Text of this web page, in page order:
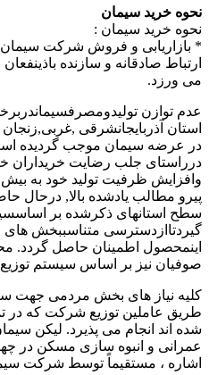
نحوه خرید سیمان
نحوه خرید سیمان :
* بازاریابی و فروش شرکت سیمان
ارتباط صادقانه و سازنده
می ورزد.
عدم توازن
استان آذربایجانشرقی
در عرضه سیمان موجب گردیده
درراستای جلب رضایت خریداران
وافزایش ظرفیت تولید خود به بیش از ۷۰۰۰ تن در روز نموده
پیرو مطالب یادشده بالا, درحال
سطح استانهای ذکرشده بر
گیردتاازدسترسی متناسببخش
اینمحصول اطمینان حاصل گردد.
صوفیان نیز بر اساس سیستم
کلیه نیاز های بخش مردمی جهت
طریق عاملین توزیع شرکت که در
شده اند انجام می پذیرد. لیکن
عمرانی و انبوه سازی مسکن در
اشاره ، مستقیماً توسط شرکت